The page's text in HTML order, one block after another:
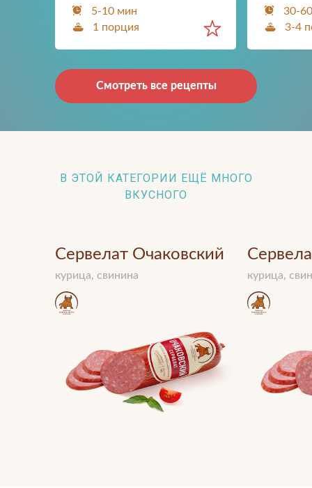
5-10 мин
1 порция
30-
3-4
Смотреть все рецепты
В ЭТОЙ КАТЕГОРИИ ЕЩЁ МНОГО
ВКУСНОГО
Сервелат Очаковский
курица, свинина курица,